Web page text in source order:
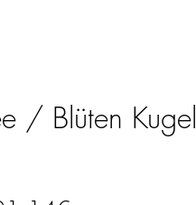
/ Blüten Kugel